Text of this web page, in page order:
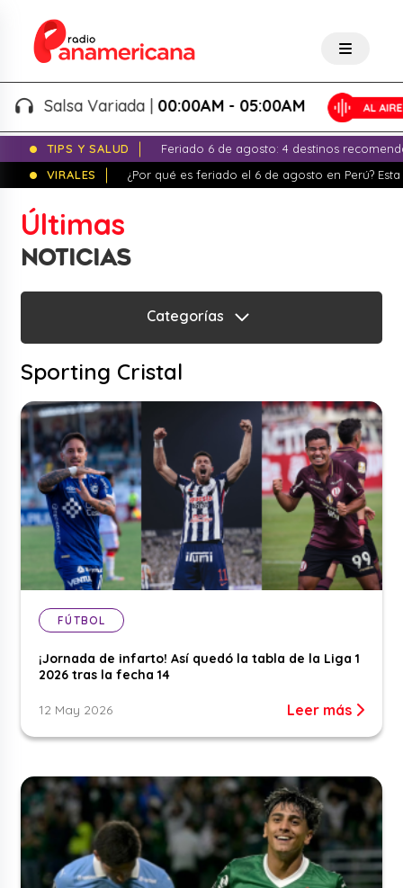
Variada |00:00AM - 05:00AM
TIPS Y SALUD
Feriado 6 de agosto: 4 destinos
VIRALES
¿Por qué es feriado el 6 de agosto en Perú?
Últimas
NOTICIAS
Categorías
Sporting Cristal
FÚTBOL
¡Jornada de infarto! Así quedó la tabla de la Liga 1
2026 tras la fecha 14
12 May 2026 Leer más